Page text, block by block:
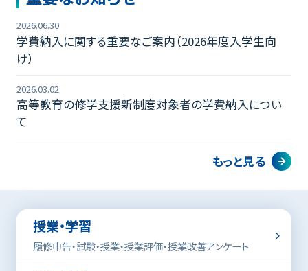
2026.06.30
学費納入に関する重要なご案内（2026年度入学生向
け）
2026.03.02
高等教育の修学支援新制度対象者の学費納入につい
て
もっと見る
授業・学習
履修申告・試験・授業・授業評価・授業改善アンケート